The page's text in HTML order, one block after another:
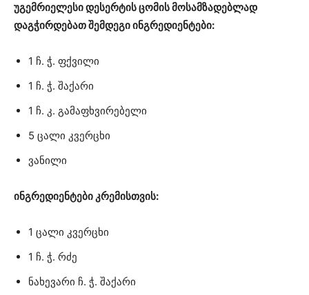
უგემრიელესი დესერტის ცომის მოსამზადებლად
დაგჭირდებათ შემდეგი ინგრედიენტები:
1 ჩ. ჭ. ფქვილი
1 ჩ. ჭ. შაქარი
1 ჩ. კ. გამაფხვირებელი
5 ცალი კვერცხი
ვანილი
ინგრედიენტები კრემისთვის:
1 ცალი კვერცხი
1 ჩ. ჭ. რძე
ნახევარი ჩ. ჭ. შაქარი